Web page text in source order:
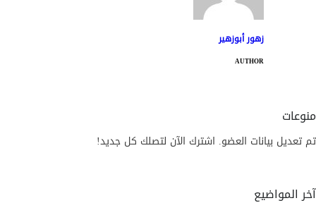
زهور أبوزهير
AUTHOR
منوعات
تم تعديل بيانات العضو. اشترك الآن لتصلك كل جديد!
آخر المواضيع